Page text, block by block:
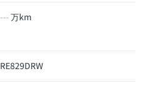
--- 万km
RE829DRW